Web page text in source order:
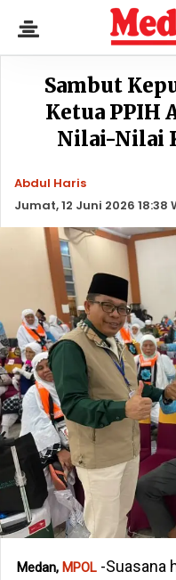
Sambut
Ketua PPIH
Nilai-Nilai
Abdul Haris
Jumat, 12 Juni 2026 18:38
Medan, MPOL-Suasana